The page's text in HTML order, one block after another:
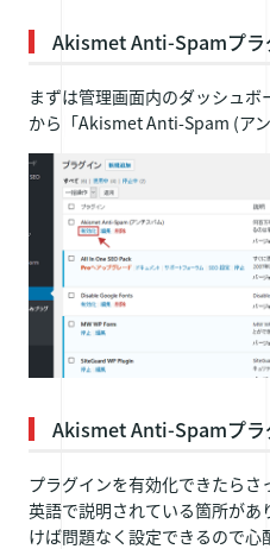
Akismet Anti-Spamプラ
まずは管理画面内のダッシュボ
から「Akismet Anti-Spam (ア
Akismet Anti-Spamプラ
プラグインを有効化できたらさ
英語で説明されている箇所があ
けば問題なく設定できるので心